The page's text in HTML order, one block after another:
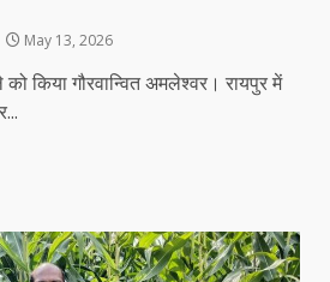
May 13, 2026
किया गौरवान्वित अमलेश्वर। रायपुर में